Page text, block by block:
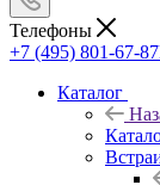
Телефоны
+7 (495) 801-67-87
Каталог